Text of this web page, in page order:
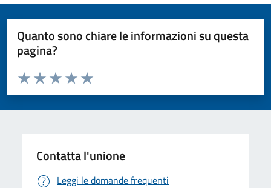
Quanto sono chiare le informazioni su questa
pagina?
Valuta da 1 a 5 stelle la pagina
Valuta 5 stelle su 5
Valuta 4 stelle su 5
Valuta 3 stelle su 5
Valuta 2 stelle su 5
Valuta 1 stelle su 5
Contatta l'unione
Leggi le domande frequenti